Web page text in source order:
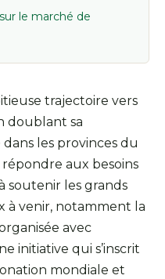
le marché de
trajectoire vers
doublant sa
les provinces du
répondre aux besoins
soutenir les grands
à venir, notamment la
avec
initiative qui s’inscrit
mondiale et